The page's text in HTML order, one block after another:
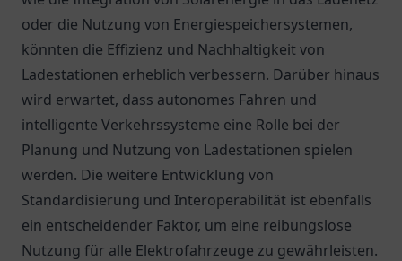
oder die Nutzung von Energiespeichersystemen,
könnten die Effizienz und Nachhaltigkeit von
Ladestationen erheblich verbessern. Darüber hinaus
wird erwartet, dass autonomes Fahren und
intelligente Verkehrssysteme eine Rolle bei der
Planung und Nutzung von Ladestationen spielen
werden. Die weitere Entwicklung von
Standardisierung und Interoperabilität ist ebenfalls
ein entscheidender Faktor, um eine reibungslose
Nutzung für alle Elektrofahrzeuge zu gewährleisten.